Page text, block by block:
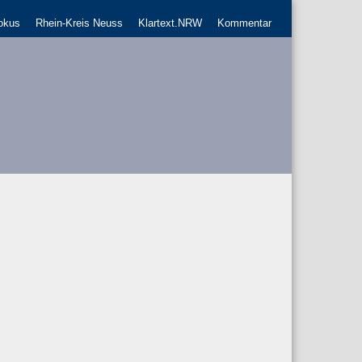
Rhein-Kreis Neuss Klartext.NRW Kommentar